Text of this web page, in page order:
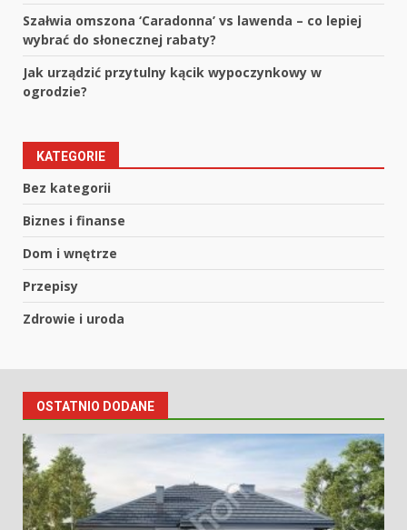
Szałwia omszona ‘Caradonna’ vs lawenda – co lepiej
wybrać do słonecznej rabaty?
Jak urządzić przytulny kącik wypoczynkowy w
ogrodzie?
KATEGORIE
Bez kategorii
Biznes i finanse
Dom i wnętrze
Przepisy
Zdrowie i uroda
OSTATNIO DODANE